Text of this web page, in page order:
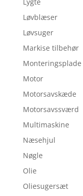
Lygte
Løvblæser
Løvsuger
Markise tilbehør
Monteringsplade
Motor
Motorsavskæde
Motorsavssværd
Multimaskine
Næsehjul
Nøgle
Olie
Oliesugersæt